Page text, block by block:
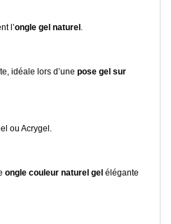
l’ongle gel naturel .
idéale lors d’une pose gel sur
ou Acrygel.
ongle couleur naturel gel élégante